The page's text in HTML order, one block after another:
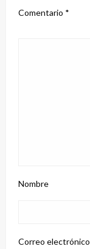
Comentario *
Nombre
Correo electrónico